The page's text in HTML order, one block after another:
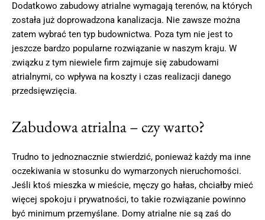
Dodatkowo zabudowy atrialne wymagają terenów, na których
została już doprowadzona kanalizacja. Nie zawsze można
zatem wybrać ten typ budownictwa. Poza tym nie jest to
jeszcze bardzo popularne rozwiązanie w naszym kraju. W
związku z tym niewiele firm zajmuje się zabudowami
atrialnymi, co wpływa na koszty i czas realizacji danego
przedsięwzięcia.
Zabudowa atrialna – czy warto?
Trudno to jednoznacznie stwierdzić, ponieważ każdy ma inne
oczekiwania w stosunku do wymarzonych nieruchomości.
Jeśli ktoś mieszka w mieście, męczy go hałas, chciałby mieć
więcej spokoju i prywatności, to takie rozwiązanie powinno
być minimum przemyślane. Domy atrialne nie są zaś do